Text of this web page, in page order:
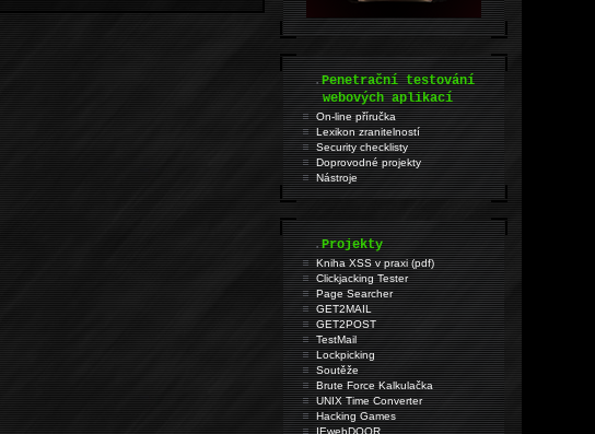
.Penetrační testování
webových aplikací
On-line příručka
Lexikon zranitelností
Security checklisty
Doprovodné projekty
Nástroje
.Projekty
Kniha XSS v praxi (pdf)
Clickjacking Tester
Page Searcher
GET2MAIL
GET2POST
TestMail
Lockpicking
Soutěže
Brute Force Kalkulačka
UNIX Time Converter
Hacking Games
IEwebDOOR